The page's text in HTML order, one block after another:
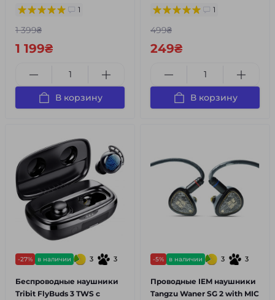
1
1 399₴
1 199₴
В корзину
1
499₴
249₴
В корзину
-27% в наличии 3 3
Беспроводные наушники
Tribit FlyBuds 3 TWS с
-5% в наличии 3 3
Проводные IEM наушники
Tangzu Waner SG 2 with MIC